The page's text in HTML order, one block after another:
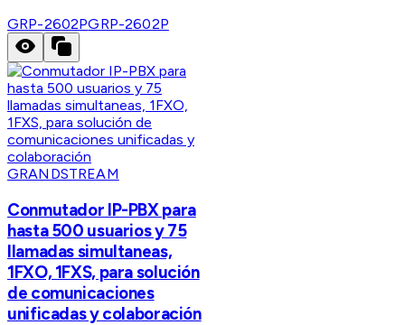
GRP-2602PGRP-2602P
GRANDSTREAM
Conmutador IP-PBX para
hasta 500 usuarios y 75
llamadas simultaneas,
1FXO, 1FXS, para solución
de comunicaciones
unificadas y colaboración